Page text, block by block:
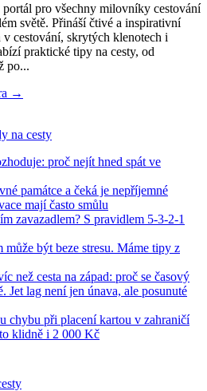
pro všechny milovníky cestování
světě. Přináší čtivé a inspirativní
cestování, skrytých klenotech i
praktické tipy na cesty, od
po...
→
na cesty
proč nejít hned spát ve
památce a čeká je nepříjemné
mají často smůlu
zavazadlem? S pravidlem 5-3-2-1
může být beze stresu. Máme tipy z
než cesta na západ: proč se časový
Jet lag není jen únava, ale posunuté
chybu při placení kartou v zahraničí
klidně i 2 000 Kč